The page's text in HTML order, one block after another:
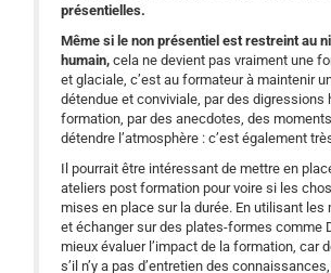
présentielles.
Même si le non présentiel est restreint au
humain, cela ne devient pas vraiment une
et glaciale, c’est au formateur à maintenir
détendue et conviviale, par des digressions
formation, par des anecdotes, des moments
détendre l’atmosphère : c’est également
Il pourrait être intéressant de mettre en
ateliers post formation pour voire si les
mises en place sur la durée. En utilisant les
et échanger sur des plates-formes comme
mieux évaluer l’impact de la formation, car
s’il n’y a pas d’entretien des